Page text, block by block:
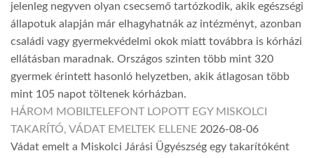
jelenleg negyven olyan csecsemő tartózkodik, akik egészségi
állapotuk alapján már elhagyhatnák az intézményt, azonban
családi vagy gyermekvédelmi okok miatt továbbra is kórházi
ellátásban maradnak. Országos szinten több mint 320
gyermek érintett hasonló helyzetben, akik átlagosan több
mint 105 napot töltenek kórházban.
HÁROM MOBILTELEFONT LOPOTT EGY MISKOLCI
TAKARÍTÓ, VÁDAT EMELTEK ELLENE 2026-08-06
Vádat emelt a Miskolci Járási Ügyészség egy takarítóként